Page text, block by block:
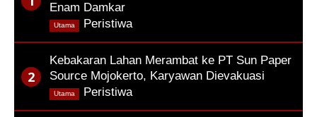
Enam Damkar
Peristiwa,
Utama
Kebakaran Lahan Merambat ke PT Sun Paper
Source Mojokerto, Karyawan Dievakuasi
Peristiwa,
Utama